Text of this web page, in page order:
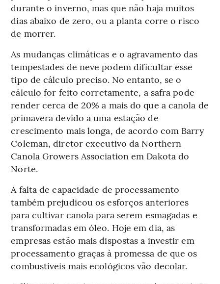
durante o inverno, mas que não haja muitos
dias abaixo de zero, ou a planta corre o risco
de morrer.
As mudanças climáticas e o agravamento das
tempestades de neve podem dificultar esse
tipo de cálculo preciso. No entanto, se o
cálculo for feito corretamente, a safra pode
render cerca de 20% a mais do que a canola de
primavera devido a uma estação de
crescimento mais longa, de acordo com Barry
Coleman, diretor executivo da Northern
Canola Growers Association em Dakota do
Norte.
A falta de capacidade de processamento
também prejudicou os esforços anteriores
para cultivar canola para serem esmagadas e
transformadas em óleo. Hoje em dia, as
empresas estão mais dispostas a investir em
processamento graças à promessa de que os
combustíveis mais ecológicos vão decolar.